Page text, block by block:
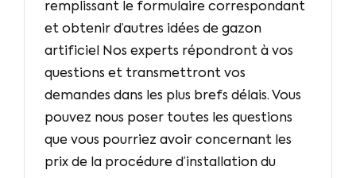
remplissant le formulaire correspondant
et obtenir d’autres idées de gazon
artificiel Nos experts répondront à vos
questions et transmettront vos
demandes dans les plus brefs délais. Vous
pouvez nous poser toutes les questions
que vous pourriez avoir concernant les
prix de la procédure d’installation du